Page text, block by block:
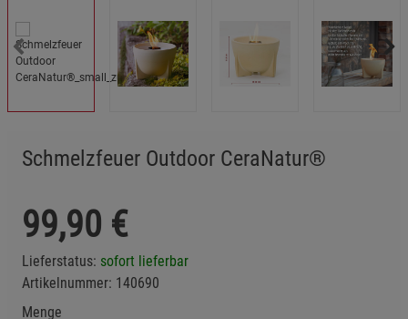
Schmelzfeuer Outdoor CeraNatur®
99,90 €
Lieferstatus: sofort lieferbar
Artikelnummer: 140690
Menge